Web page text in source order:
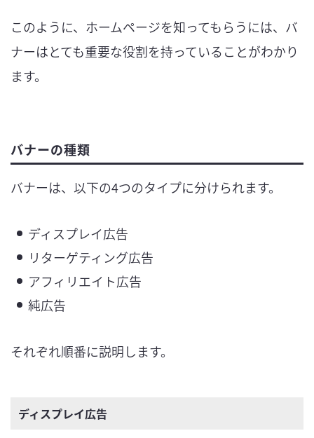
このように、ホームページを知ってもらうには、バ
ナーはとても重要な役割を持っていることがわかり
ます。
バナーの種類
バナーは、以下の4つのタイプに分けられます。
ディスプレイ広告
リターゲティング広告
アフィリエイト広告
純広告
それぞれ順番に説明します。
ディスプレイ広告